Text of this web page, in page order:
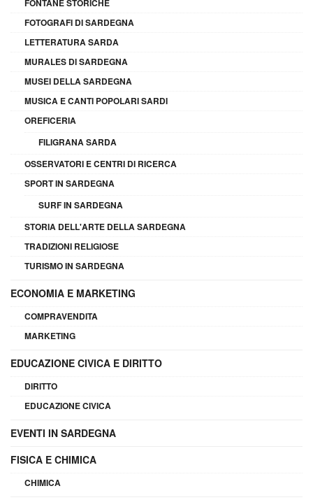
FONTANE STORICHE
FOTOGRAFI DI SARDEGNA
LETTERATURA SARDA
MURALES DI SARDEGNA
MUSEI DELLA SARDEGNA
MUSICA E CANTI POPOLARI SARDI
OREFICERIA
FILIGRANA SARDA
OSSERVATORI E CENTRI DI RICERCA
SPORT IN SARDEGNA
SURF IN SARDEGNA
STORIA DELL'ARTE DELLA SARDEGNA
TRADIZIONI RELIGIOSE
TURISMO IN SARDEGNA
ECONOMIA E MARKETING
COMPRAVENDITA
MARKETING
EDUCAZIONE CIVICA E DIRITTO
DIRITTO
EDUCAZIONE CIVICA
EVENTI IN SARDEGNA
FISICA E CHIMICA
CHIMICA